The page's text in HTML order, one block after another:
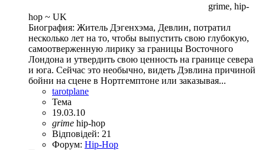
grime, hip-
hop ~ UK
Биография: Житель Дэгенхэма, Девлин, потратил
несколько лет на то, чтобы выпустить свою глубокую,
самоотверженную лирику за границы Восточного
Лондона и утвердить свою ценность на границе севера
и юга. Сейчас это необычно, видеть Дэвлина причиной
бойни на сцене в Нортгемптоне или заказывая...
tarotplane
Тема
19.03.10
grime hip-hop
Відповідей: 21
Форум: Hip-Hop